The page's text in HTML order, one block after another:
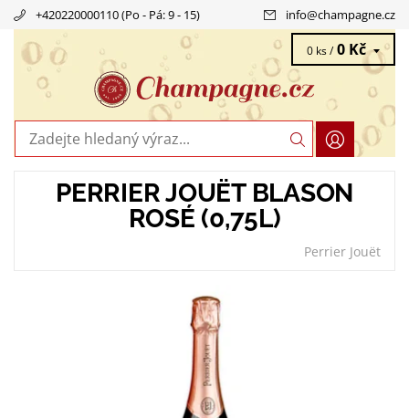
+420220000110 (Po - Pá: 9 - 15) info@champagne.cz
0 ks / 0 Kč
PERRIER JOUËT BLASON
ROSÉ (0,75L)
Perrier Jouët